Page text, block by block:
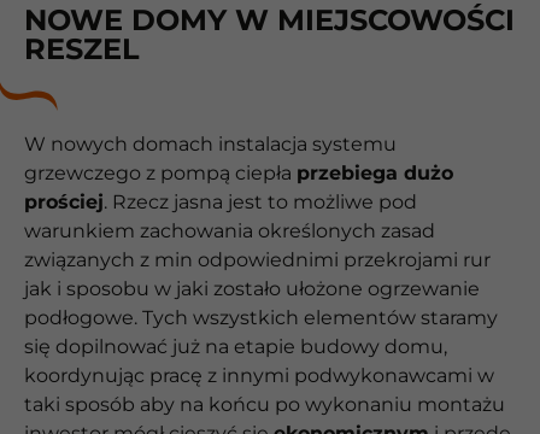
NOWE DOMY W MIEJSCOWOŚCI
RESZEL
W nowych domach instalacja systemu
grzewczego z pompą ciepła przebiega dużo
prościej. Rzecz jasna jest to możliwe pod
warunkiem zachowania określonych zasad
związanych z min odpowiednimi przekrojami rur
jak i sposobu w jaki zostało ułożone ogrzewanie
podłogowe. Tych wszystkich elementów staramy
się dopilnować już na etapie budowy domu,
koordynując pracę z innymi podwykonawcami w
taki sposób aby na końcu po wykonaniu montażu